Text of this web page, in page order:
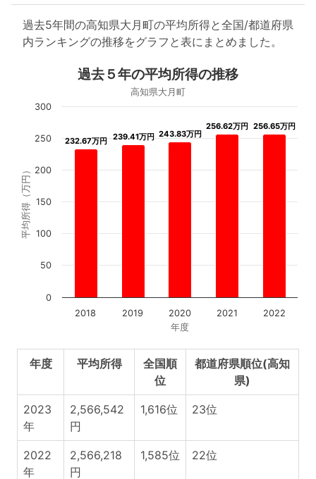
過去5年間の高知県大月町の平均所得と全国/都道府県
内ランキングの推移をグラフと表にまとめました。
年度
平均所得（万円）
過去５年の平均所得の推移
高知県大月町
232.67万円
232.67万円 239.41万円
239.41万円 243.83万円
243.83万円
256.62万円
256.62万円 256.65万円
256.65万円
2018 2019 2020 2021 2022
0
50
100
150
200
250
300
年度 平均所得
全国順
位
都道府県順位(高知
県)
2023
年
2,566,542
円
1,616位 23位
2022
年
2,566,218
円
1,585位 22位